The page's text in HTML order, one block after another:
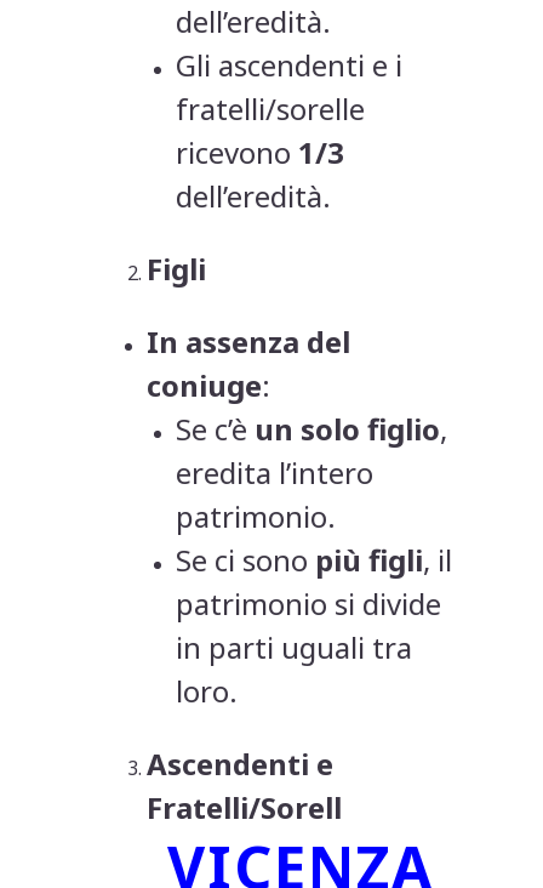
dell’eredità.
Gli ascendenti e i
fratelli/sorelle
ricevono 1/3
dell’eredità.
Figli
In assenza del
coniuge:
Se c’è un solo figlio,
eredita l’intero
patrimonio.
Se ci sono più figli, il
patrimonio si divide
in parti uguali tra
loro.
Ascendenti e
Fratelli/Sorell
VICENZA